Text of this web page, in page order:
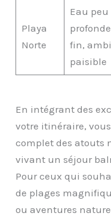
Playa
Norte
Eau peu
fin,
paisible
En intégrant des
votre itinéraire,
complet des atouts
vivant un séjour
Pour ceux qui
de plages
ou aventures